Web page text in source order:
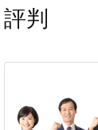
評判